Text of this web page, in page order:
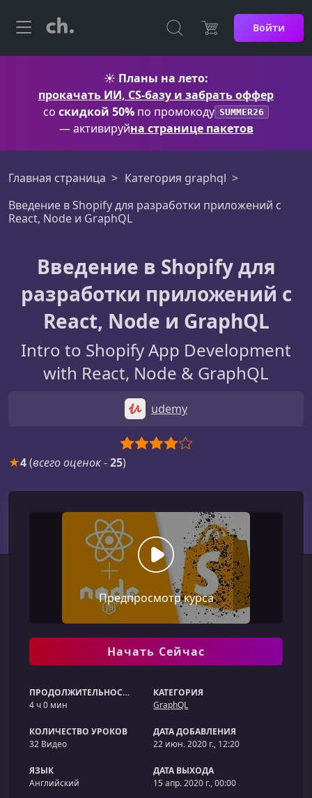
Войти
☀️ Планы на лето:
прокачать ИИ, CS-базу и забрать оффер
со скидкой 50% по промокоду SUMMER26
— активируйна странице пакетов
Главная страница
Категория graphql
Введение в Shopify для разработки приложений с
React, Node и GraphQL
Введение в Shopify для
разработки приложений с
React, Node и GraphQL
Intro to Shopify App Development
with React, Node & GraphQL
udemy
★4(всего оценок-25)
Предпросмотр курса
Начать Сейчас
ПРОДОЛЖИТЕЛЬНОСТЬ
4 ч 0 мин
КАТЕГОРИЯ
GraphQL
КОЛИЧЕСТВО УРОКОВ
32 Видео
ДАТА ДОБАВЛЕНИЯ
22 июн. 2020 г., 12:20
ЯЗЫК
Английский
ДАТА ВЫХОДА
15 апр. 2020 г., 00:00